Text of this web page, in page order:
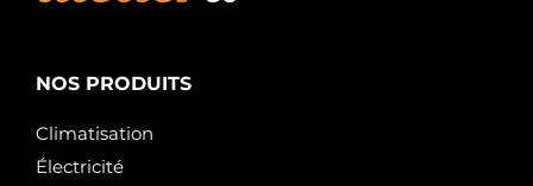
NOS PRODUITS
Climatisation
Électricité